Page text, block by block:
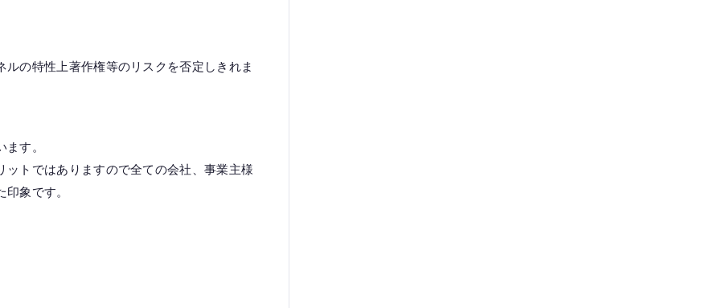
の特性上著作権等のリスクを否定しきれま
す。
トではありますので全ての会社、事業主様
象です。